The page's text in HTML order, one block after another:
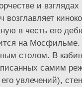
и
возглавляет
в честь его
на
столом. В
самим
увлечений),